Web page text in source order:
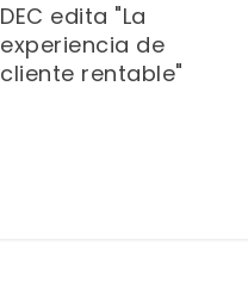
DEC edita "La
experiencia de
cliente rentable"